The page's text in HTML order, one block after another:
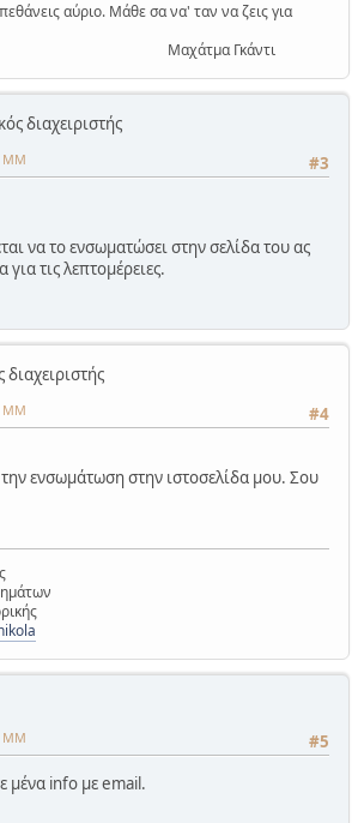
αύριο. Μάθε σα να' ταν να ζεις για
Γκάντι
διαχειριστής
#3
ΜΜ
να το ενσωματώσει στην σελίδα του ας
για τις λεπτομέρειες.
διαχειριστής
#4
ΜΜ
ενσωμάτωση στην ιστοσελίδα μου. Σου
#5
ΜΜ
μένα info με email.